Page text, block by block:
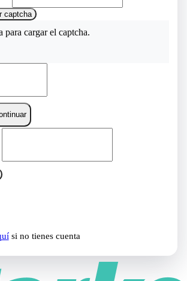
captcha
para cargar el captcha.
si no tienes cuenta